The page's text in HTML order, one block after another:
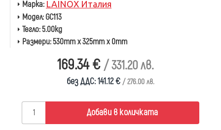
169.34 € / 331.20 лв.
без ДДС: 141.12 € / 276.00 лв.
Марка: LAINOX Италия
Модел:GC113
Тегло:5.00kg
Размери:530mm x 325mm x 0mm
Добави в количката